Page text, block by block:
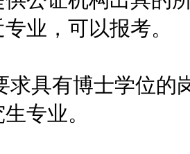
业，可以报考。
有博士学位的
专业。